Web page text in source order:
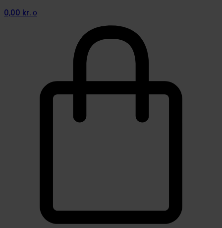
0,00 kr. 0